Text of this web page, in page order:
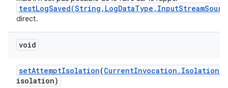
direct.
void
setAttemptIsolation(CurrentInvocation . Isolation
isolation)